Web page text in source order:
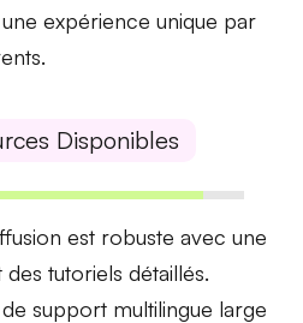
expérience unique par
Disponibles
est robuste avec une
destutoriels détaillés.
support multilingue large